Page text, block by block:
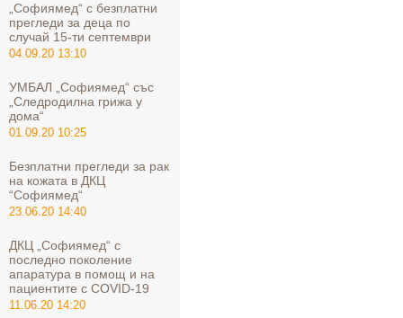
„Софиямед“ с безплатни
прегледи за деца по
случай 15-ти септември
04.09.20 13:10
УМБАЛ „Софиямед“ със
„Следродилна грижа у
дома“
01.09.20 10:25
Безплатни прегледи за рак
на кожата в ДКЦ
“Софиямед“
23.06.20 14:40
ДКЦ „Софиямед“ с
последно поколение
апаратура в помощ и на
пациентите с COVID-19
11.06.20 14:20